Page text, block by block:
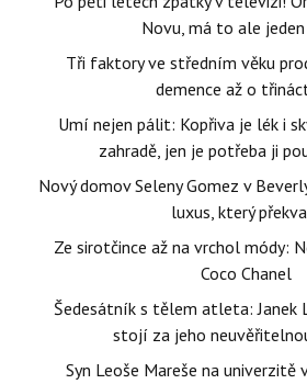
Novu, má to ale jeden
Tři faktory ve středním věku
demence až o
Umí nejen pálit: Kopřiva je lék i
zahradě, jen je potřeba ji
Nový domov Seleny Gomez v
luxus, který
Ze sirotčince až na vrchol módy:
Coco Chanel
Šedesátník s tělem atleta: Janek
stojí za jeho
Syn Leoše Mareše na univerzitě